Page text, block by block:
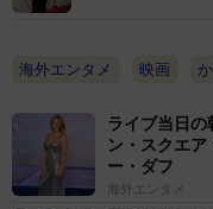
海外エンタメ 映画
ライブ当日の
ン・スクエア
ー・ダフ
海外エンタメ